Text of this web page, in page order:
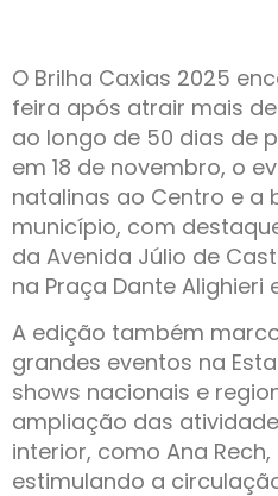
O Brilha Caxias 2025
feira após atrair mais
ao longo de 50 dias de
em 18 de novembro, o
natalinas ao Centro e a
município, com
da Avenida Júlio de
na Praça Dante Alighieri
A edição também
grandes eventos na
shows nacionais e
ampliação das
interior, como Ana
estimulando a